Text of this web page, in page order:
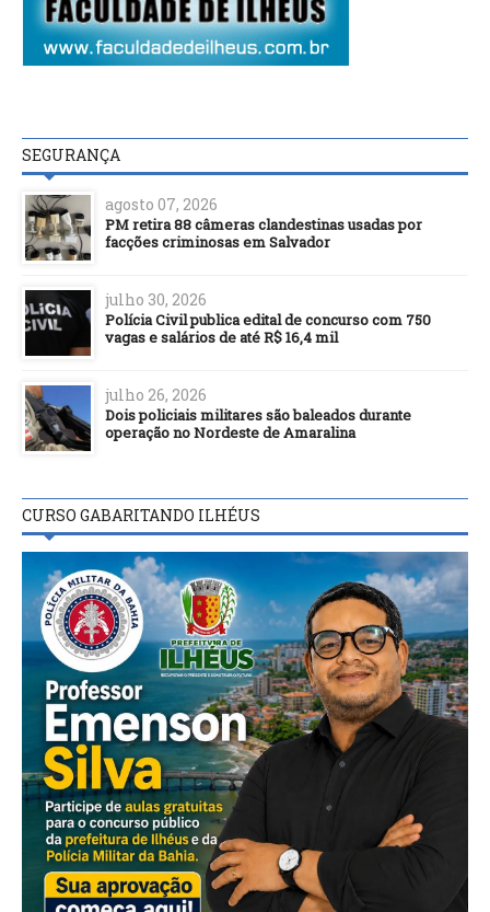
SEGURANÇA
agosto 07, 2026
PM retira 88 câmeras clandestinas usadas por
facções criminosas em Salvador
julho 30, 2026
Polícia Civil publica edital de concurso com 750
vagas e salários de até R$ 16,4 mil
julho 26, 2026
Dois policiais militares são baleados durante
operação no Nordeste de Amaralina
CURSO GABARITANDO ILHÉUS